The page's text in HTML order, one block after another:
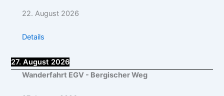
22. August 2026
Details
27. August 2026
Wanderfahrt EGV - Bergischer Weg